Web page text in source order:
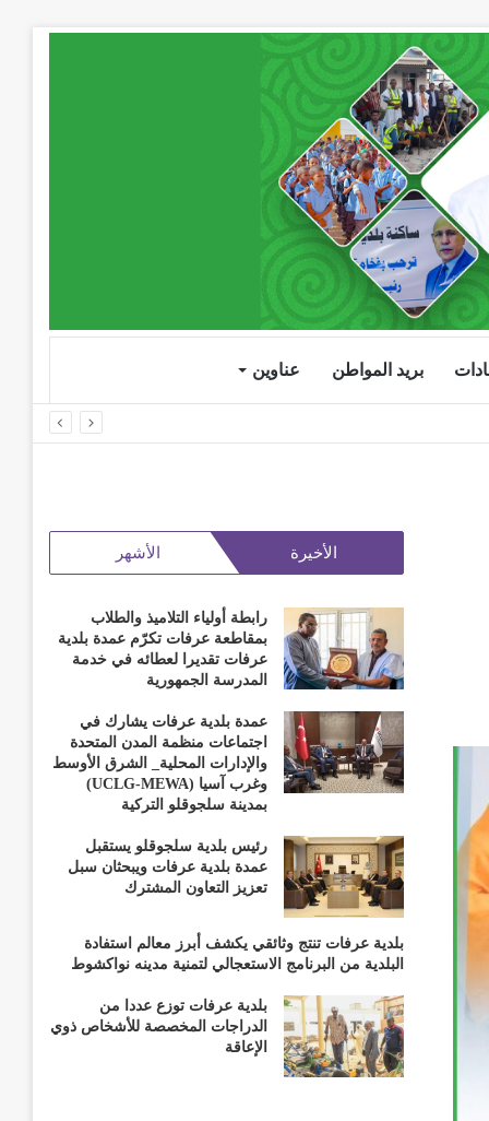
بريد المواطن عناوين
الأخيرة الأشهر
رابطة أولياء التلاميذ والطلاب
بمقاطعة عرفات تكرّم عمدة بلدية
عرفات تقديرا لعطائه في خدمة
المدرسة الجمهورية
عمدة بلدية عرفات يشارك في
اجتماعات منظمة المدن المتحدة
والإدارات المحلية_ الشرق الأوسط
وغرب آسيا (UCLG-MEWA)
بمدينة سلجوقلو التركية
رئيس بلدية سلجوقلو يستقبل
عمدة بلدية عرفات ويبحثان سبل
تعزيز التعاون المشترك
بلدية عرفات تنتج وثائقي يكشف أبرز معالم استفادة
البلدية من البرنامج الاستعجالي لتمنية مدينه نواكشوط
بلدية عرفات توزع عددا من
الدراجات المخصصة للأشخاص ذوي
الإعاقة